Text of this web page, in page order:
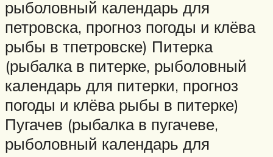
рыболовный календарь для
петровска, прогноз погоды и клёва
рыбы в тпетровске) Питерка
(рыбалка в питерке, рыболовный
календарь для питерки, прогноз
погоды и клёва рыбы в питерке)
Пугачев (рыбалка в пугачеве,
рыболовный календарь для